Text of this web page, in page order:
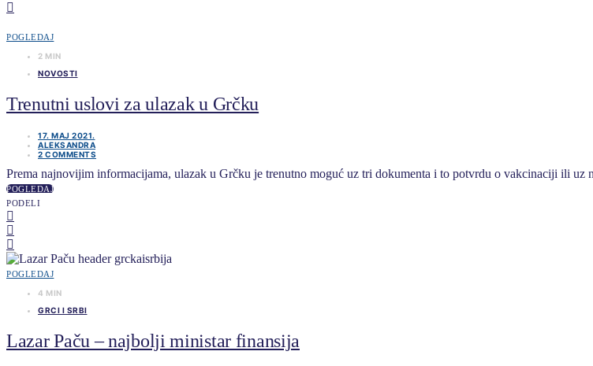
POGLEDAJ
2 MIN
NOVOSTI
Trenutni uslovi za ulazak u Grčku
17. MAJ 2021.
ALEKSANDRA
2 COMMENTS
Prema najnovijim informacijama, ulazak u Grčku je trenutno moguć uz tri dokumenta i to potvrdu o vakcinaciji ili
POGLEDAJ
PODELI
POGLEDAJ
4 MIN
GRCI I SRBI
Lazar Paču – najbolji ministar finansija